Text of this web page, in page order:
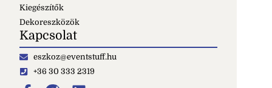
Kiegészítők
Dekoreszközök
Kapcsolat
eszkoz@eventstuff.hu
+36 30 333 2319